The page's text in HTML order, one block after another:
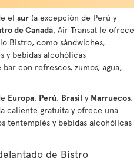
el sur (a excepción de Perú y
de Canadá, Air Transat le ofrece
Bistro, como sándwiches,
y bebidas alcohólicas
con refrescos, zumos, agua,
Europa, Perú, Brasil y Marruecos,
caliente gratuita y ofrece una
tentempiés y bebidas alcohólicas
de Bistro